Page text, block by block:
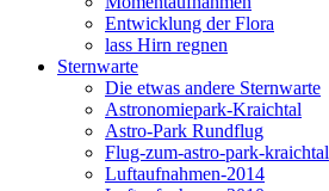
Entwicklung der Flora
lass Hirn regnen
Sternwarte
Die etwas andere Sternwarte
Astronomiepark-Kraichtal
Astro-Park Rundflug
Flug-zum-astro-park-kraichtal
Luftaufnahmen-2014